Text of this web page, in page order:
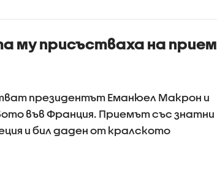
му присъстваха на прием
президентът Еманюел Макрон и
във Франция. Приемът със знатни
и бил даден от кралското